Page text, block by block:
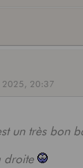
2025, 20:37
un très bon
droite